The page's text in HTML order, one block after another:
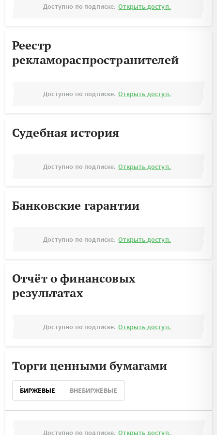
Доступно по подписке. Открыть доступ.
Реестр
рекламораспространителей
Доступно по подписке. Открыть доступ.
Судебная история
Доступно по подписке. Открыть доступ.
Банковские гарантии
Доступно по подписке. Открыть доступ.
Отчёт о финансовых
результатах
Доступно по подписке. Открыть доступ.
Торги ценными бумагами
БИРЖЕВЫЕ ВНЕБИРЖЕВЫЕ
Доступно по подписке. Открыть доступ.